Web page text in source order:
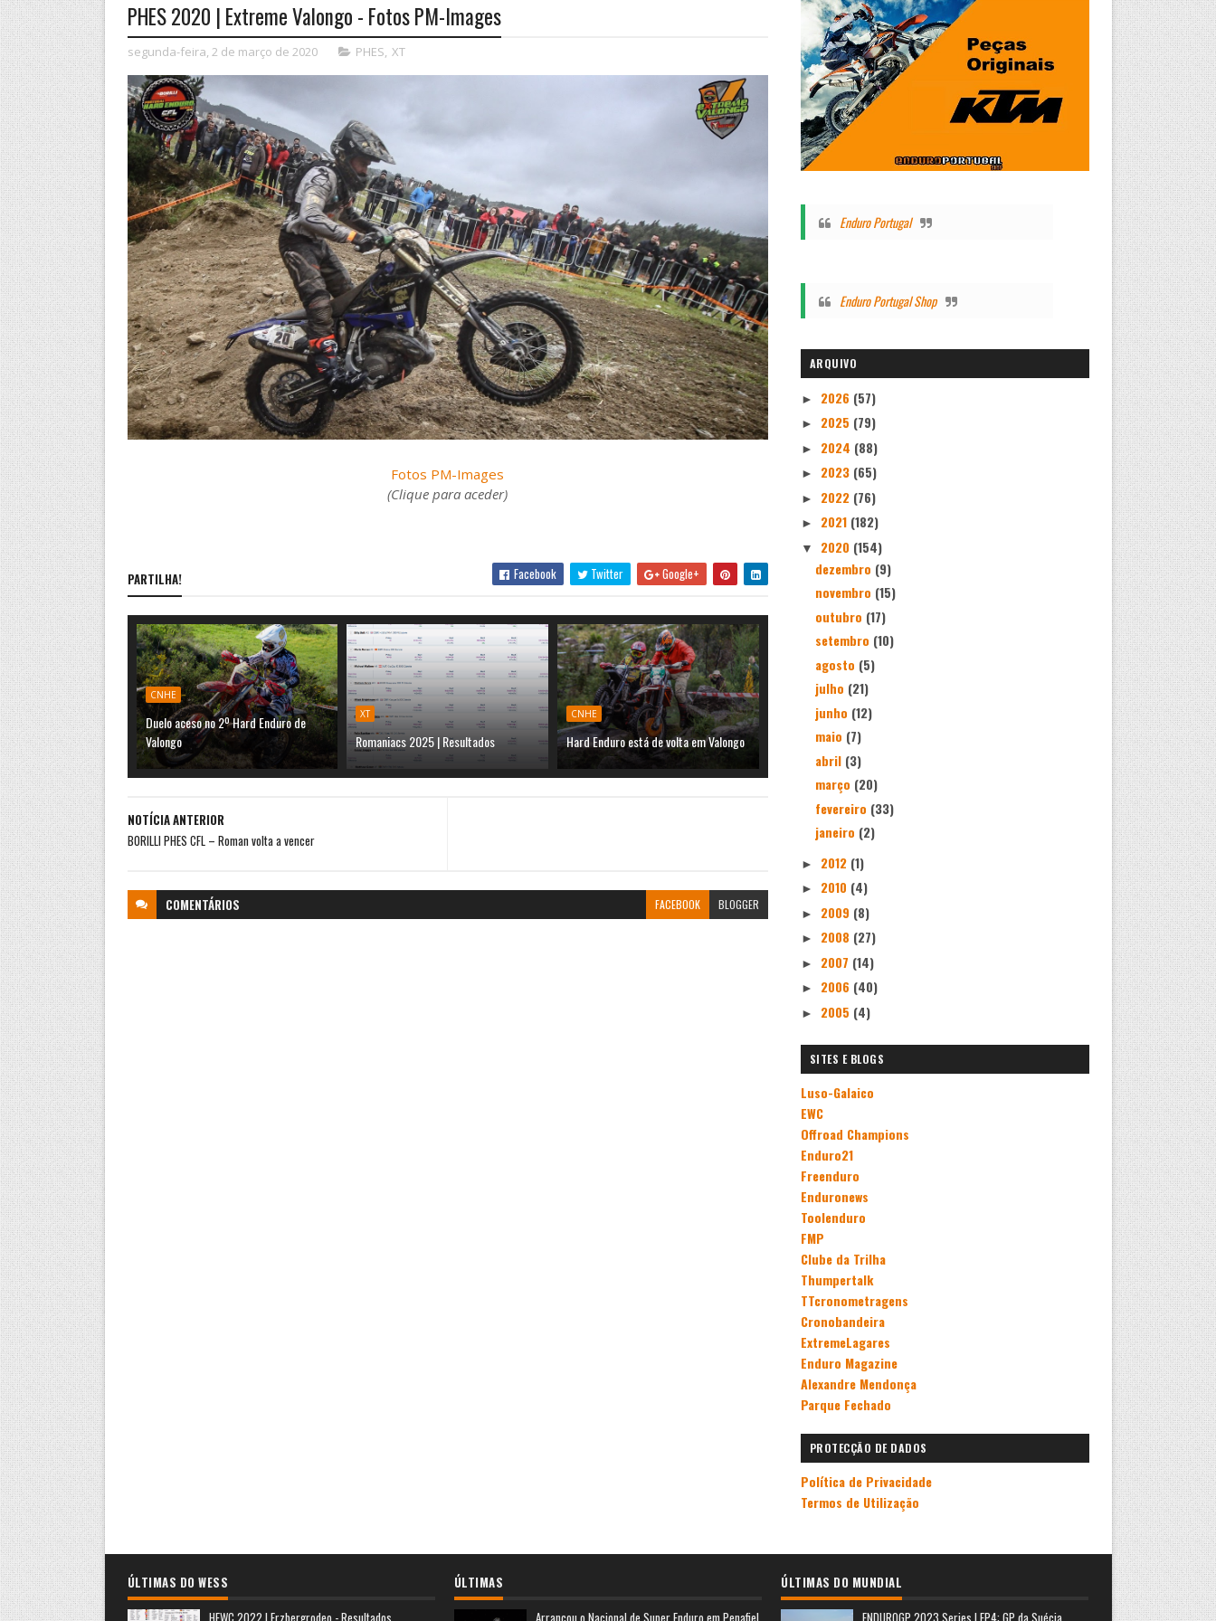
PHES 2020 | Extreme Valongo - Fotos PM-Images
segunda-feira, 2 de março de 2020 PHES, XT
Fotos PM-Images
(Clique para aceder)
PARTILHA! Facebook Twitter Google+
CNHE
Duelo aceso no 2º Hard Enduro de
Valongo
XT
Romaniacs 2025 | Resultados
CNHE
Hard Enduro está de volta em Valongo
NOTÍCIA ANTERIOR
BORILLI PHES CFL – Roman volta a vencer
COMENTÁRIOS FACEBOOK BLOGGER
Enduro Portugal
Enduro Portugal Shop
ARQUIVO
► 2026 (57)
► 2025 (79)
► 2024 (88)
► 2023 (65)
► 2022 (76)
► 2021 (182)
▼ 2020 (154)
dezembro (9)
novembro (15)
outubro (17)
setembro (10)
agosto (5)
julho (21)
junho (12)
maio (7)
abril (3)
março (20)
fevereiro (33)
janeiro (2)
► 2012 (1)
► 2010 (4)
► 2009 (8)
► 2008 (27)
► 2007 (14)
► 2006 (40)
► 2005 (4)
SITES E BLOGS
Luso-Galaico
EWC
Offroad Champions
Enduro21
Freenduro
Enduronews
Toolenduro
FMP
Clube da Trilha
Thumpertalk
TTcronometragens
Cronobandeira
ExtremeLagares
Enduro Magazine
Alexandre Mendonça
Parque Fechado
PROTECÇÃO DE DADOS
Política de Privacidade
Termos de Utilização
ÚLTIMAS DO WESS
HEWC 2022 | Erzbergrodeo - Resultados
ÚLTIMAS
Arrancou o Nacional de Super Enduro em Penafiel
ÚLTIMAS DO MUNDIAL
ENDUROGP 2023 Series | EP4: GP da Suécia